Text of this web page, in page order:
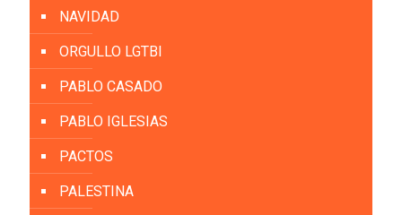
NAVIDAD
ORGULLO LGTBI
PABLO CASADO
PABLO IGLESIAS
PACTOS
PALESTINA